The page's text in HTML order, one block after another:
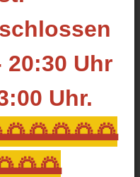
Uhr
Uhr.